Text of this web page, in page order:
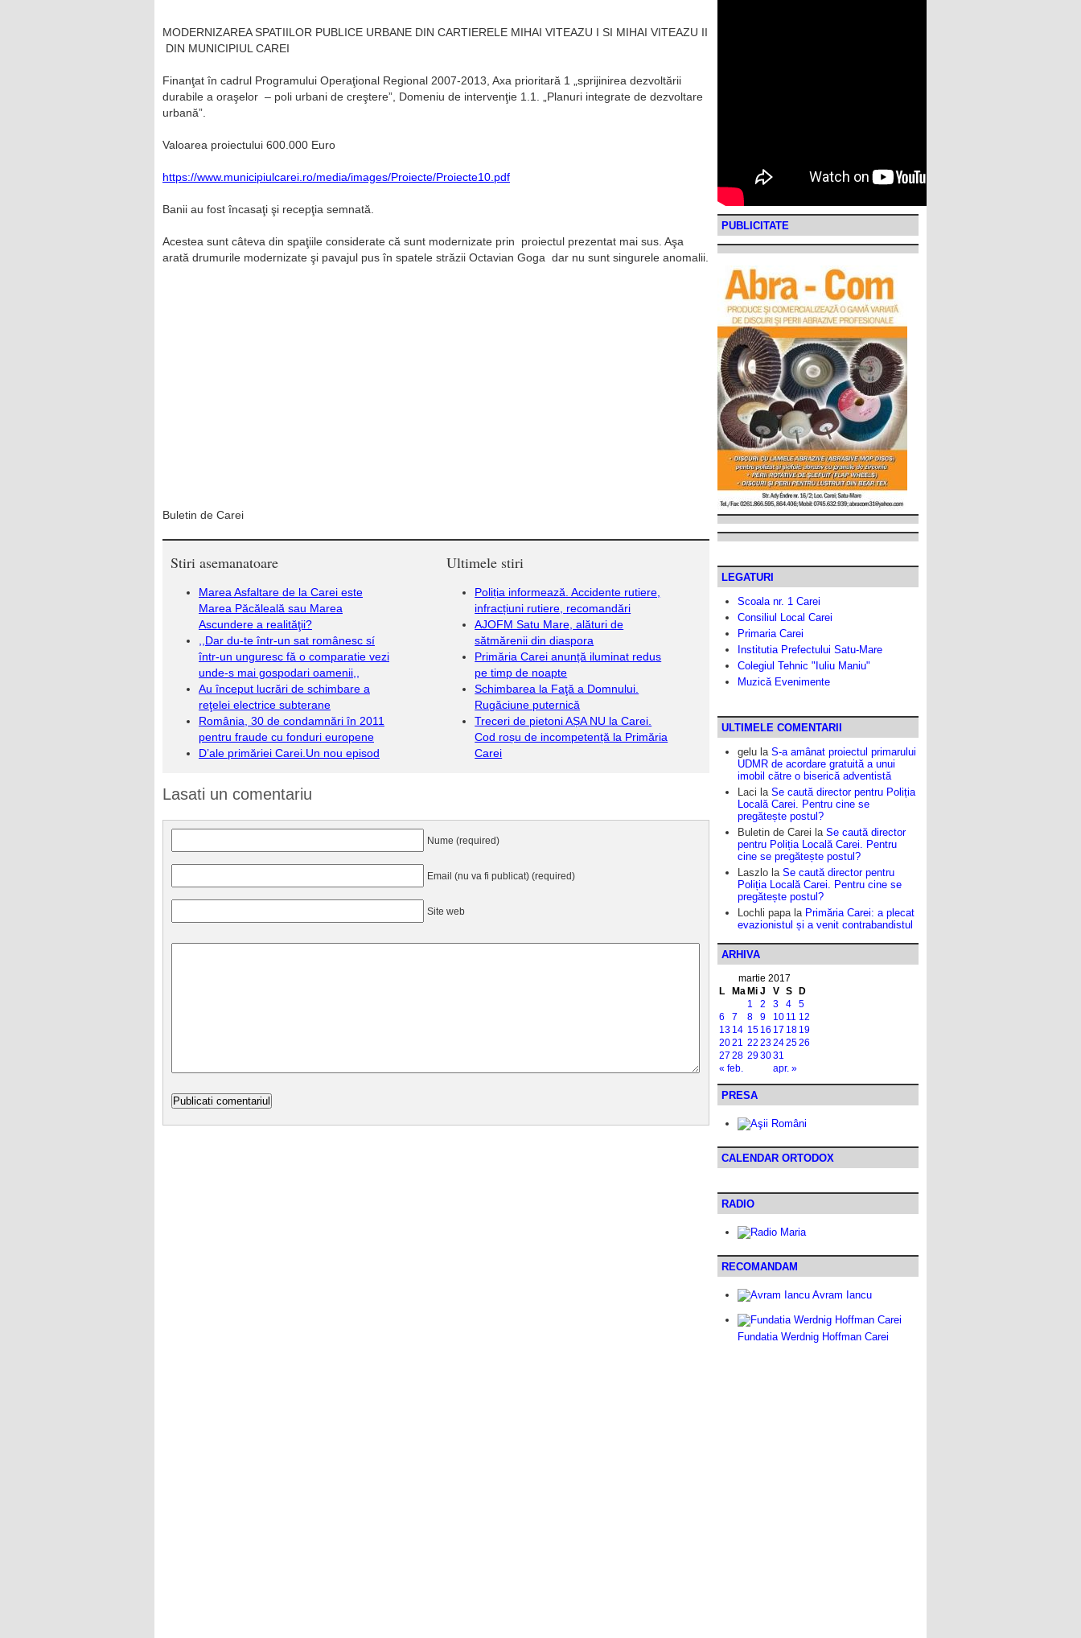
MODERNIZAREA SPATIILOR PUBLICE URBANE DIN CARTIERELE MIHAI VITEAZU I SI MIHAI VITEAZU II
DIN MUNICIPIUL CAREI
Finanţat în cadrul Programului Operaţional Regional 2007-2013, Axa prioritară 1 „sprijinirea dezvoltării
durabile a oraşelor – poli urbani de creştere”, Domeniu de intervenţie 1.1. „Planuri integrate de dezvoltare
urbană”.
Valoarea proiectului 600.000 Euro
https://www.municipiulcarei.ro/media/images/Proiecte/Proiecte10.pdf
Banii au fost încasaţi şi recepţia semnată.
Acestea sunt câteva din spaţiile considerate că sunt modernizate prin proiectul prezentat mai sus. Aşa
arată drumurile modernizate şi pavajul pus în spatele străzii Octavian Goga dar nu sunt singurele anomalii.
Buletin de Carei
Stiri asemanatoare
Marea Asfaltare de la Carei este
Marea Păcăleală sau Marea
Ascundere a realităţii?
,,Dar du-te într-un sat românesc sí
într-un unguresc fă o comparatie vezi
unde-s mai gospodari oamenii,,
Au început lucrări de schimbare a
reţelei electrice subterane
România, 30 de condamnări în 2011
pentru fraude cu fonduri europene
D’ale primăriei Carei.Un nou episod
Ultimele stiri
Poliția informează. Accidente rutiere,
infracțiuni rutiere, recomandări
AJOFM Satu Mare, alături de
sătmărenii din diaspora
Primăria Carei anunță iluminat redus
pe timp de noapte
Schimbarea la Faţă a Domnului.
Rugăciune puternică
Treceri de pietoni AȘA NU la Carei.
Cod roșu de incompetență la Primăria
Carei
Lasati un comentariu
Nume (required)
Email (nu va fi publicat) (required)
Site web
PUBLICITATE
LEGATURI
Scoala nr. 1 Carei
Consiliul Local Carei
Primaria Carei
Institutia Prefectului Satu-Mare
Colegiul Tehnic "Iuliu Maniu"
Muzică Evenimente
ULTIMELE COMENTARII
gelu la S-a amânat proiectul primarului
UDMR de acordare gratuită a unui
imobil către o biserică adventistă
Laci la Se caută director pentru Poliția
Locală Carei. Pentru cine se
pregătește postul?
Buletin de Carei la Se caută director
pentru Poliția Locală Carei. Pentru
cine se pregătește postul?
Laszlo la Se caută director pentru
Poliția Locală Carei. Pentru cine se
pregătește postul?
Lochli papala Primăria Carei: a plecat
evazionistul și a venit contrabandistul
ARHIVA
martie 2017
L
Ma Mi J V S D
« feb. apr. »
1 2 3 4
5
6
7 8 9 10 11 12
13 14 15 16 17 18 19
2021 22 23242526
27 28 293031
PRESA
CALENDAR ORTODOX
RADIO
RECOMANDAM
Avram Iancu
Fundatia Werdnig Hoffman Carei